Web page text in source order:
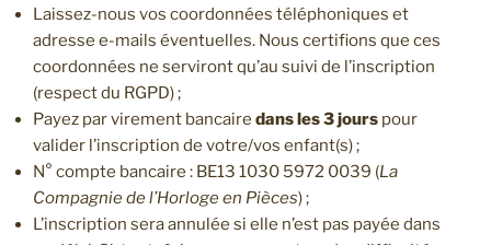
Laissez-nous vos coordonnées téléphoniques et
adresse e-mails éventuelles. Nous certifions que ces
coordonnées ne serviront qu’au suivi de l’inscription
(respect du RGPD) ;
Payez par virement bancaire dans les 3 jours pour
valider l’inscription de votre/vos enfant(s) ;
N° compte bancaire : BE13 1030 5972 0039 (La
Compagnie de l’Horloge en Pièces) ;
L’inscription sera annulée si elle n’est pas payée dans